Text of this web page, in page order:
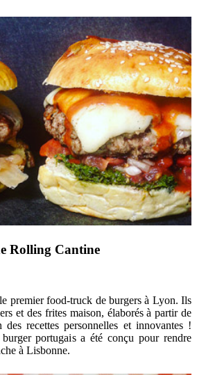
Rolling Cantine
premier food-truck de burgers à Lyon. Ils
et des frites maison, élaborés à partir de
recettes personnelles et innovantes !
portugais a été conçu pour rendre
à Lisbonne.